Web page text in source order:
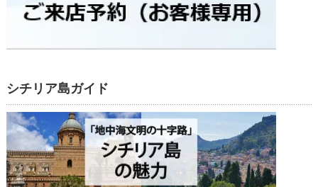
シチリア島ガイド